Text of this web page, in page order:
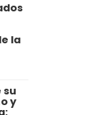
la
su
y